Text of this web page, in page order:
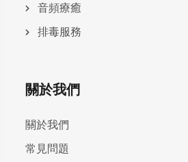
⾳頻療癒
排毒服務
關於我們
關於我們
常見問題